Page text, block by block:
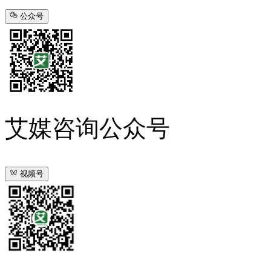
公众号
艾媒咨询公众号
视频号